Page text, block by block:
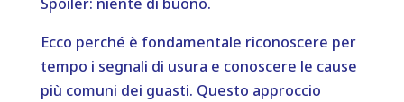
Ecco perché è fondamentale riconoscere per
tempo i segnali di usura e conoscere le cause
più comuni dei guasti. Questo approccio